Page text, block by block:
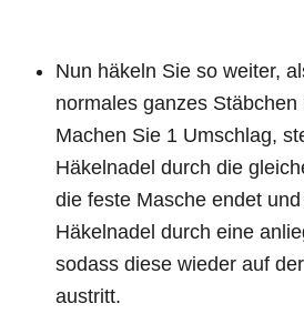
Nun häkeln Sie so weiter,
normales ganzes Stäbchen
Machen Sie 1 Umschlag,
Häkelnadel durch die
die feste Masche endet
Häkelnadel durch eine
sodass diese wieder auf
austritt.